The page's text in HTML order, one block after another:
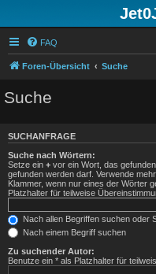
FAQ
Foren-Übersicht Suche
Suche
SUCHANFRAGE
Suche nach Wörtern:
Setze ein + vor ein Wort, das
gefunden werden darf. Verwende
Klammer, wenn nur eines der Wörter
Platzhalter für teilweise
Nach allen Begriffen suchen oder
Nach einem Begriff suchen
Zu suchender Autor:
Benutze ein * als Platzhalter für